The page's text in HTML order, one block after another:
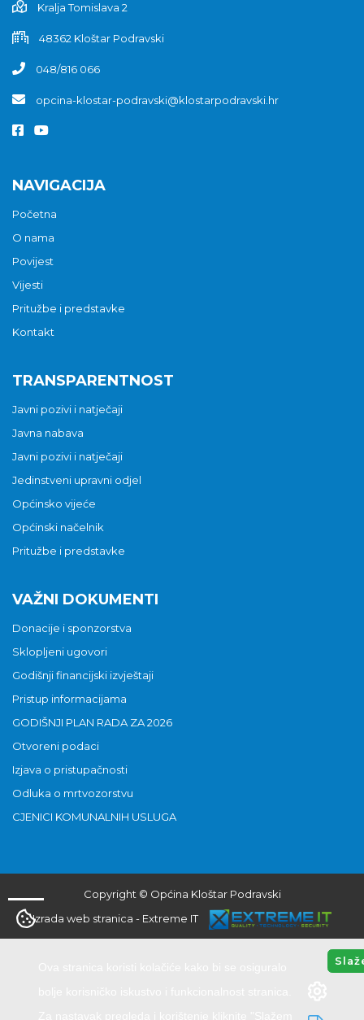
Kralja Tomislava 2
48362 Kloštar Podravski
048/816 066
opcina-klostar-podravski@klostarpodravski.hr
NAVIGACIJA
Početna
O nama
Povijest
Vijesti
Pritužbe i predstavke
Kontakt
TRANSPARENTNOST
Javni pozivi i natječaji
Javna nabava
Javni pozivi i natječaji
Jedinstveni upravni odjel
Općinsko vijeće
Općinski načelnik
Pritužbe i predstavke
VAŽNI DOKUMENTI
Donacije i sponzorstva
Sklopljeni ugovori
Godišnji financijski izvještaji
Pristup informacijama
GODIŠNJI PLAN RADA ZA 2026
Otvoreni podaci
Izjava o pristupačnosti
Odluka o mrtvozorstvu
CJENICI KOMUNALNIH USLUGA
Copyright © Općina Kloštar Podravski
Izrada web stranica - Extreme IT